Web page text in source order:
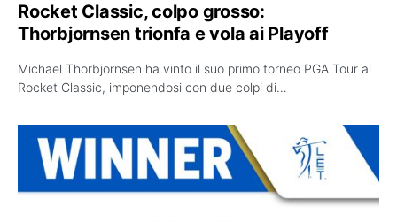
Rocket Classic, colpo grosso:
Thorbjornsen trionfa e vola ai Playoff
Michael Thorbjornsen ha vinto il suo primo torneo PGA Tour al
Rocket Classic, imponendosi con due colpi di…